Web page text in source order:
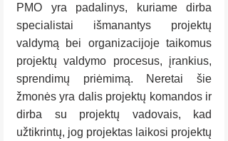
PMO yra padalinys, kuriame dirba
specialistai išmanantys projektų
valdymą bei organizacijoje taikomus
projektų valdymo procesus, įrankius,
sprendimų priėmimą. Neretai šie
žmonės yra dalis projektų komandos ir
dirba su projektų vadovais, kad
užtikrintų, jog projektas laikosi projektų